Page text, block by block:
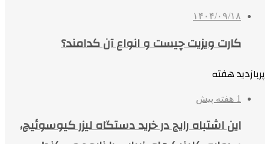
۱۴۰۴/۰۹/۱۸
کارت ویزیت چیست و انواع آن کدامند؟
پربازدید هفته
1 هفته پیش
این اشتباه رایج در خرید دستگاه لیزر کیوسوئیچ،